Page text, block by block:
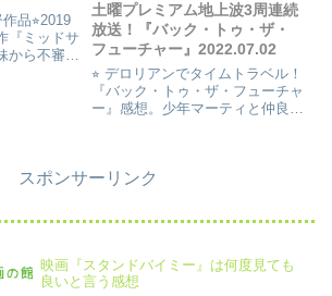
品⭐︎2019
『ミッドサ
から不審な
土曜プレミアム地上波3周連続
放送！『バック・トゥ・ザ・
フューチャー』2022.07.02
⭐︎ デロリアンでタイムトラベル！
『バック・トゥ・ザ・フューチャ
ー』感想。少年マーティと仲良く
スポンサーリンク
映画『スタンドバイミー』は何度見ても
良いと言う感想